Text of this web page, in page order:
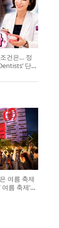
건은… 정
단독
여름 축제
름 축제’